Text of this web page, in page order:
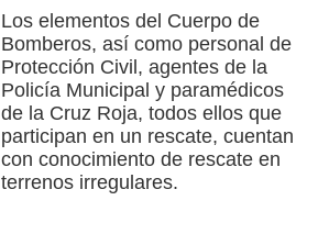
Los elementos del Cuerpo de
Bomberos, así como personal de
Protección Civil, agentes de la
Policía Municipal y paramédicos
de la Cruz Roja, todos ellos que
participan en un rescate, cuentan
con conocimiento de rescate en
terrenos irregulares.